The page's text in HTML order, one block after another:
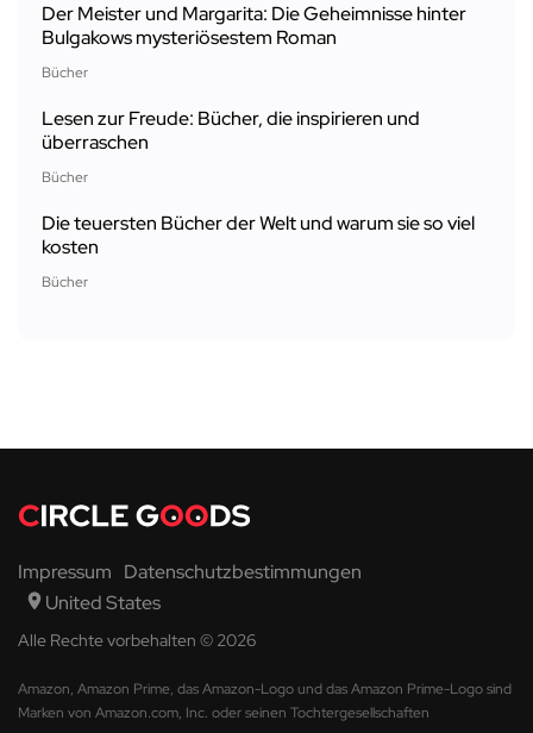
Der Meister und Margarita: Die Geheimnisse hinter
Bulgakows mysteriösestem Roman
Bücher
Lesen zur Freude: Bücher, die inspirieren und
überraschen
Bücher
Die teuersten Bücher der Welt und warum sie so viel
kosten
Bücher
Impressum Datenschutzbestimmungen
United States
Alle Rechte vorbehalten © 2026
Amazon, Amazon Prime, das Amazon-Logo und das Amazon Prime-Logo sind
Marken von Amazon.com, Inc. oder seinen Tochtergesellschaften